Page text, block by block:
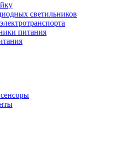
светильников
питания